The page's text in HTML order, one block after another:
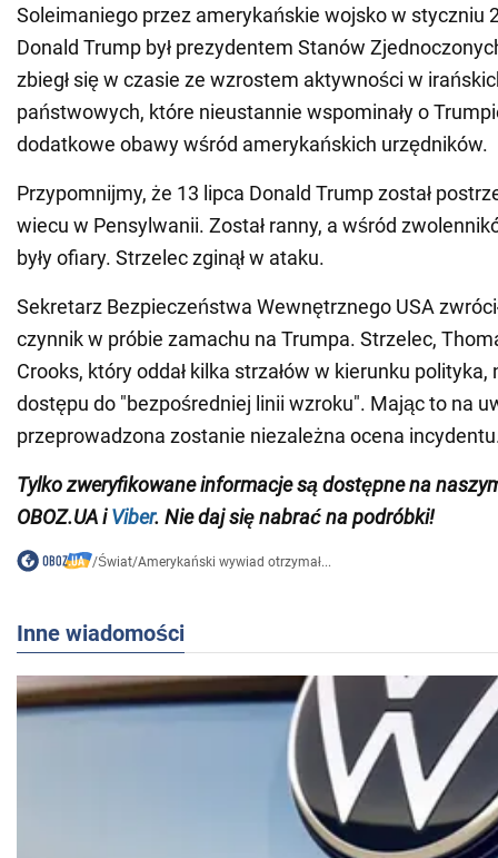
Soleimaniego przez amerykańskie wojsko w styczniu
Donald Trump był prezydentem Stanów
zbiegł się w czasie ze wzrostem aktywności w
państwowych, które nieustannie wspominały o
dodatkowe obawy wśród amerykańskich urzędników.
Przypomnijmy, że 13 lipca Donald Trump został
wiecu w Pensylwanii. Został ranny, a wśród
były ofiary. Strzelec zginął w ataku.
Sekretarz Bezpieczeństwa Wewnętrznego USA
czynnik w próbie zamachu na Trumpa. Strzelec,
Crooks, który oddał kilka strzałów w kierunku
dostępu do "bezpośredniej linii wzroku". Mając to na
przeprowadzona zostanie niezależna ocena
Tylko zweryfikowane informacje są dostępne na
OBOZ.UA iViber. Nie daj się nabrać na podróbki!
/Świat/Amerykański wywiad otrzymał...
Inne wiadomości